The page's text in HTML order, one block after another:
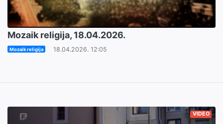
Mozaik religija, 18.04.2026.
Mozaik religija 18.04.2026. 12:05
VIDEO